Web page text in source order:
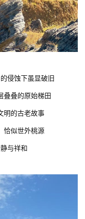
侵蚀下虽显破旧
叠叠的原始梯田
明的古老故事
恰似世外桃源
与祥和